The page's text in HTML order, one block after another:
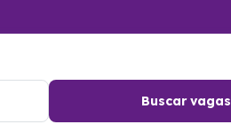
Buscar vagas